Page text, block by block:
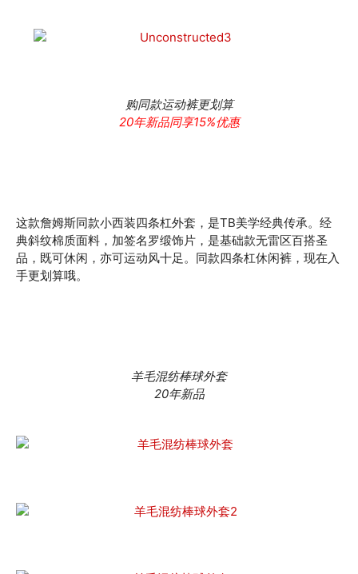
购同款运动裤更划算
20年新品同享15%优惠
这款詹姆斯同款小西装四条杠外套，是TB美学经典传承。经
典斜纹棉质面料，加签名罗缎饰片，是基础款无雷区百搭圣
品，既可休闲，亦可运动风十足。同款四条杠休闲裤，现在入
手更划算哦。
羊毛混纺棒球外套
20年新品